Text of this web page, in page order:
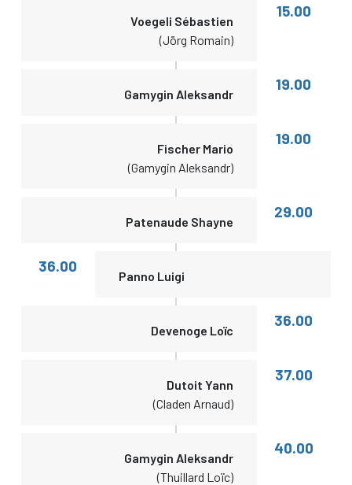
Voegeli Sébastien
(Jörg Romain)
15.00
Gamygin Aleksandr
19.00
Fischer Mario
(Gamygin Aleksandr)
19.00
Patenaude Shayne
29.00
36.00
Panno Luigi
Devenoge Loïc
36.00
Dutoit Yann
(Claden Arnaud)
37.00
Gamygin Aleksandr
(Thuillard Loïc)
40.00